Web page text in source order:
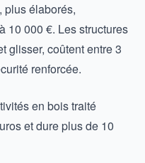
plus élaborés,
10 000 €. Les structures
glisser, coûtent entre 3
renforcée.
en bois traité
et dure plus de 10